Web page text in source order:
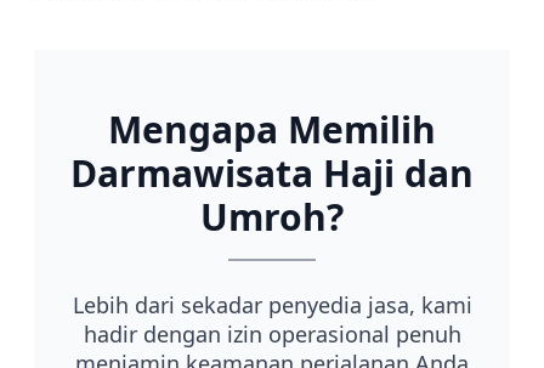
Mengapa Memilih
Darmawisata Haji dan
Umroh?
Lebih dari sekadar penyedia jasa, kami
hadir dengan izin operasional penuh